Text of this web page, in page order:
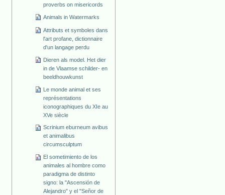
proverbs on misericords
Animals in Watermarks
Attributs et symboles dans
l'art profane, dictionnaire
d'un langage perdu
Dieren als model. Het dier
in de Vlaamse schilder- en
beeldhouwkunst
Le monde animal et ses
représentations
iconographiques du XIe au
XVe siècle
Scrinium eburneum avibus
et animalibus
circumsculptum
El sometimiento de los
animales al hombre como
paradigma de distinto
signo: la "Ascensión de
Alejandro" y el "Señor de